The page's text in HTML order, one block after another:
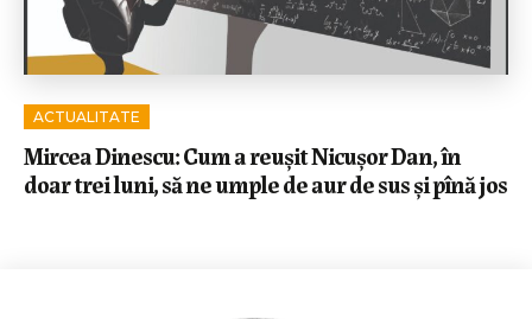
ACTUALITATE
Mircea Dinescu: Cum a reușit Nicușor Dan, în
doar trei luni, să ne umple de aur de sus și pînă jos